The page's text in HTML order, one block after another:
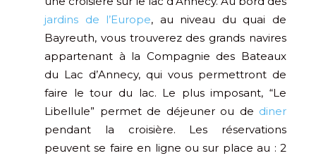
jardins de l’Europe, au niveau du quai de
Bayreuth, vous trouverez des grands navires
appartenant à la Compagnie des Bateaux
du Lac d’Annecy, qui vous permettront de
faire le tour du lac. Le plus imposant, “Le
Libellule” permet de déjeuner ou de diner
pendant la croisière. Les réservations
peuvent se faire en ligne ou sur place au : 2